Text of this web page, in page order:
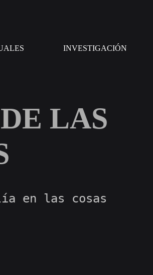
INVESTIGACIÓN
LAS
en las cosas